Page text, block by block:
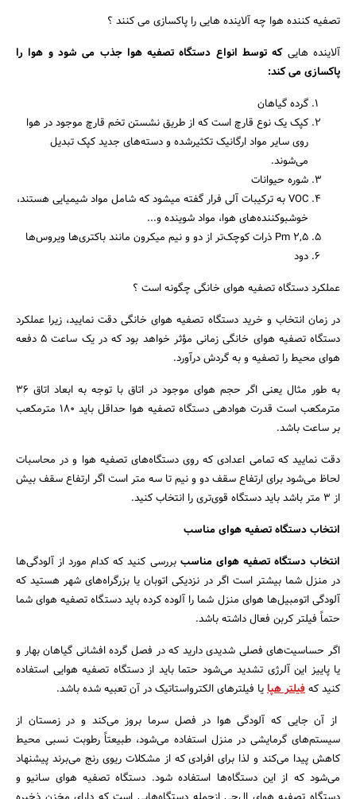
جستجو
تصفیه کننده هوا چه آلاینده هایی را پاکسازی می کنند ؟
آلاینده هایی که توسط انواع دستگاه تصفیه هوا جذب می‌ شود و هوا را
پاکسازی می کند:
گرده گیاهان
کپک یک نوع قارچ است که از طریق نشستن تخم قارچ موجود در هوا
روی سایر مواد ارگانیک تکثیرشده و دسته‌های جدید کپک تبدیل
می‌شوند.
شوره حیوانات
VOC به ترکیبات آلی فرار گفته میشود که شامل مواد شیمیایی هستند،
خوشبوکننده‌های هوا، مواد شوینده و...
Pm ۲,۵ ذرات کوچک‌تر از دو و نیم میکرون مانند باکتری‌ها ویروس‌ها
دود
عملکرد دستگاه تصفیه هوای خانگی چگونه است ؟
در زمان انتخاب و خرید دستگاه تصفیه هوای خانگی دقت نمایید، زیرا عملکرد
دستگاه تصفیه هوای خانگی زمانی مؤثر خواهد بود که در یک ساعت ۵ دفعه
هوای محیط را تصفیه و به گردش درآورد.
به طور مثال یعنی اگر حجم هوای موجود در اتاق با توجه به ابعاد اتاق ۳۶
مترمکعب است قدرت هوادهی دستگاه تصفیه هوا حداقل باید ۱۸۰ مترمکعب
بر ساعت باشد.
دقت نمایید که تمامی اعدادی که روی دستگاه‌های تصفیه هوا و در محاسبات
لحاظ می‌شود برای ارتفاع سقف دو و نیم تا سه متر است اگر ارتفاع سقف بیش
از ۳ متر باشد باید دستگاه قوی‌تری را انتخاب کنید.
انتخاب دستگاه تصفیه هوای مناسب
انتخاب دستگاه تصفیه هوای مناسب بررسی کنید که کدام مورد از آلودگی‌ها
در منزل شما بیشتر است اگر در نزدیکی اتوبان یا بزرگراه‌های شهر هستید که
آلودگی‌ اتومبیل‌ها هوای منزل شما را آلوده کرده باید دستگاه تصفیه هوای شما
حتماً فیلتر کربن فعال داشته باشد.
اگر حساسیت‌های فصلی شدیدی دارید که در فصل گرده افشانی گیاهان بهار و
یا پاییز این آلرژی تشدید می‌شود حتما باید از دستگاه‌ تصفیه هوایی استفاده
کنید کهفیلتر هپایا فیلترهای الکترواستاتیک در آن تعبیه‌ شده باشد.
از آن‌ جایی که آلودگی هوا در فصل سرما بروز می‌کند و در زمستان از
سیستم‌های گرمایشی در منزل استفاده می‌شود، طبیعتاً رطوبت نسبی محیط
کاهش پیدا می‌کند و لذا برای افرادی که از مشکلات ریوی رنج می‌برند پیشنهاد
می‌شود که از این دستگاه‌ها استفاده شود. دستگاه تصفیه هوای سانیو و